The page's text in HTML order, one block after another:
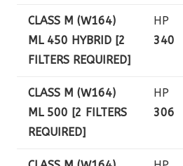
CLASS M (W164)
ML 450 HYBRID [2
FILTERS REQUIRED]
HP
340
CLASS M (W164)
ML 500 [2 FILTERS
REQUIRED]
HP
306